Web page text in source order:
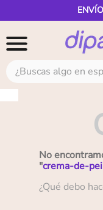
¿Buscas algo en
No
"crema-de-
¿Qué debo